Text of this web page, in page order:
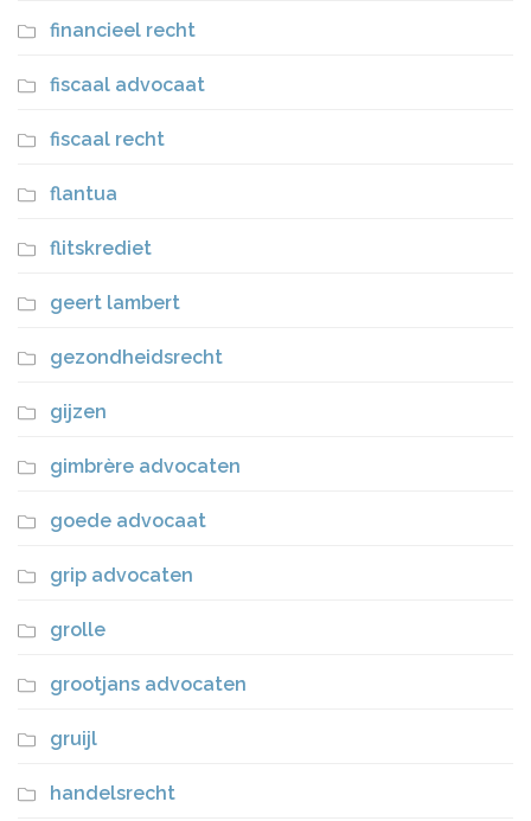
financieel recht
fiscaal advocaat
fiscaal recht
flantua
flitskrediet
geert lambert
gezondheidsrecht
gijzen
gimbrère advocaten
goede advocaat
grip advocaten
grolle
grootjans advocaten
gruijl
handelsrecht